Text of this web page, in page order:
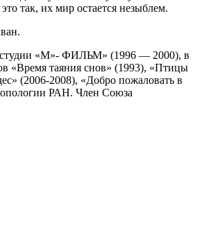
так, их мир остается незыблем.
«М»- ФИЛЬМ» (1996 — 2000), в
«Время таяния снов» (1993), «Птицы
(2006-2008), «Добро пожаловать в
РАН. Член Союза